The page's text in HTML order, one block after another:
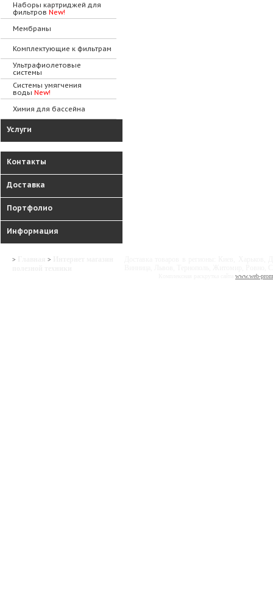
Наборы картриджей для
фильтров New!
Мембраны
Комплектующие к фильтрам
Ультрафиолетовые
системы
Системы умягчения
воды New!
Химия для бассейна
Услуги
Контакты
Доставка
Портфолио
Информация
> >
www.web-